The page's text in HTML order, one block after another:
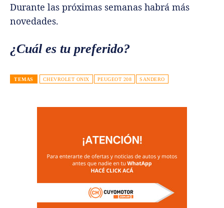
Durante las próximas semanas habrá más
novedades.
¿Cuál es tu preferido?
TEMAS CHEVROLET ONIX PEUGEOT 208 SANDERO